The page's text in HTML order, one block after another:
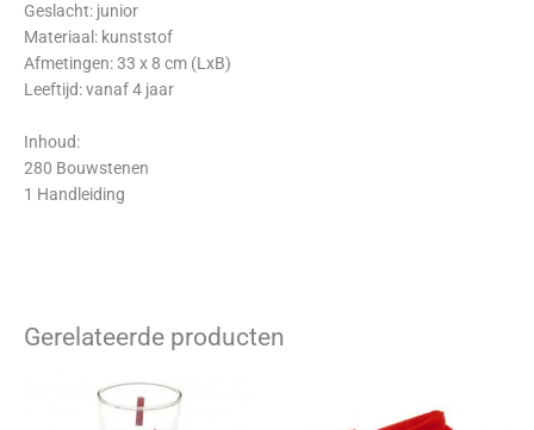
Geslacht: junior
Materiaal: kunststof
Afmetingen: 33 x 8 cm (LxB)
Leeftijd: vanaf 4 jaar
Inhoud:
280 Bouwstenen
1 Handleiding
Gerelateerde producten